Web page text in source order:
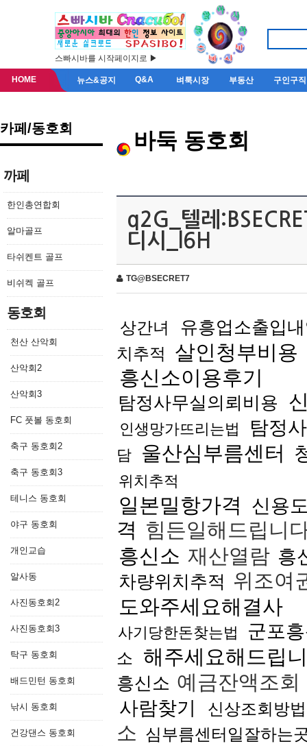
스빠시바를 시작페이지로 ▶
HOME 뉴스&공지 Q&A 벼룩시장 부동산 구인구직
카페/동호회
까페
한인총연합회
알마골프
타쉬켄트 골프
비쉬켁 골프
동호회
천산 산악회
산악회2
산악회3
FC 풋볼 동호회
축구 동호회2
축구 동호회3
테니스 동호회
야구 동호회
개인교습
알사동
사진동호회2
사진동호회3
탁구 동호회
배드민턴 동호회
낚시 동호회
건강댄스 동호회
바둑 동호회
q2G_텔레
디시_l6H
TG@BSECRET7
상간녀 유흥업소출입
치추적
살인청부비용
흥신소이용후기
탐정사무실의뢰비용
인생망가뜨리는법 탐정
담 울산심부름센터
위치추적
일본밀항가격 신용
격 힘든일해드립니
흥신소 재산열람 흥
차량위치추적 위조여
도와주세요해결사
사기당한돈찾는법 군포
소 해주세요해드립
흥신소 예금잔액조회
사람찾기 신상조회방법
소 심부름센터일잘하는